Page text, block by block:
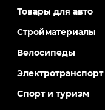
Товары для авто
Стройматериалы
Велосипеды
Электротранспорт
Спорт и туризм